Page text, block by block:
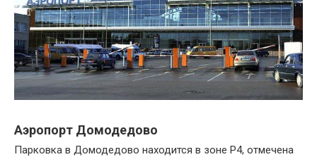
Аэропорт Домодедово
Парковка в Домодедово находится в зоне Р4, отмечена